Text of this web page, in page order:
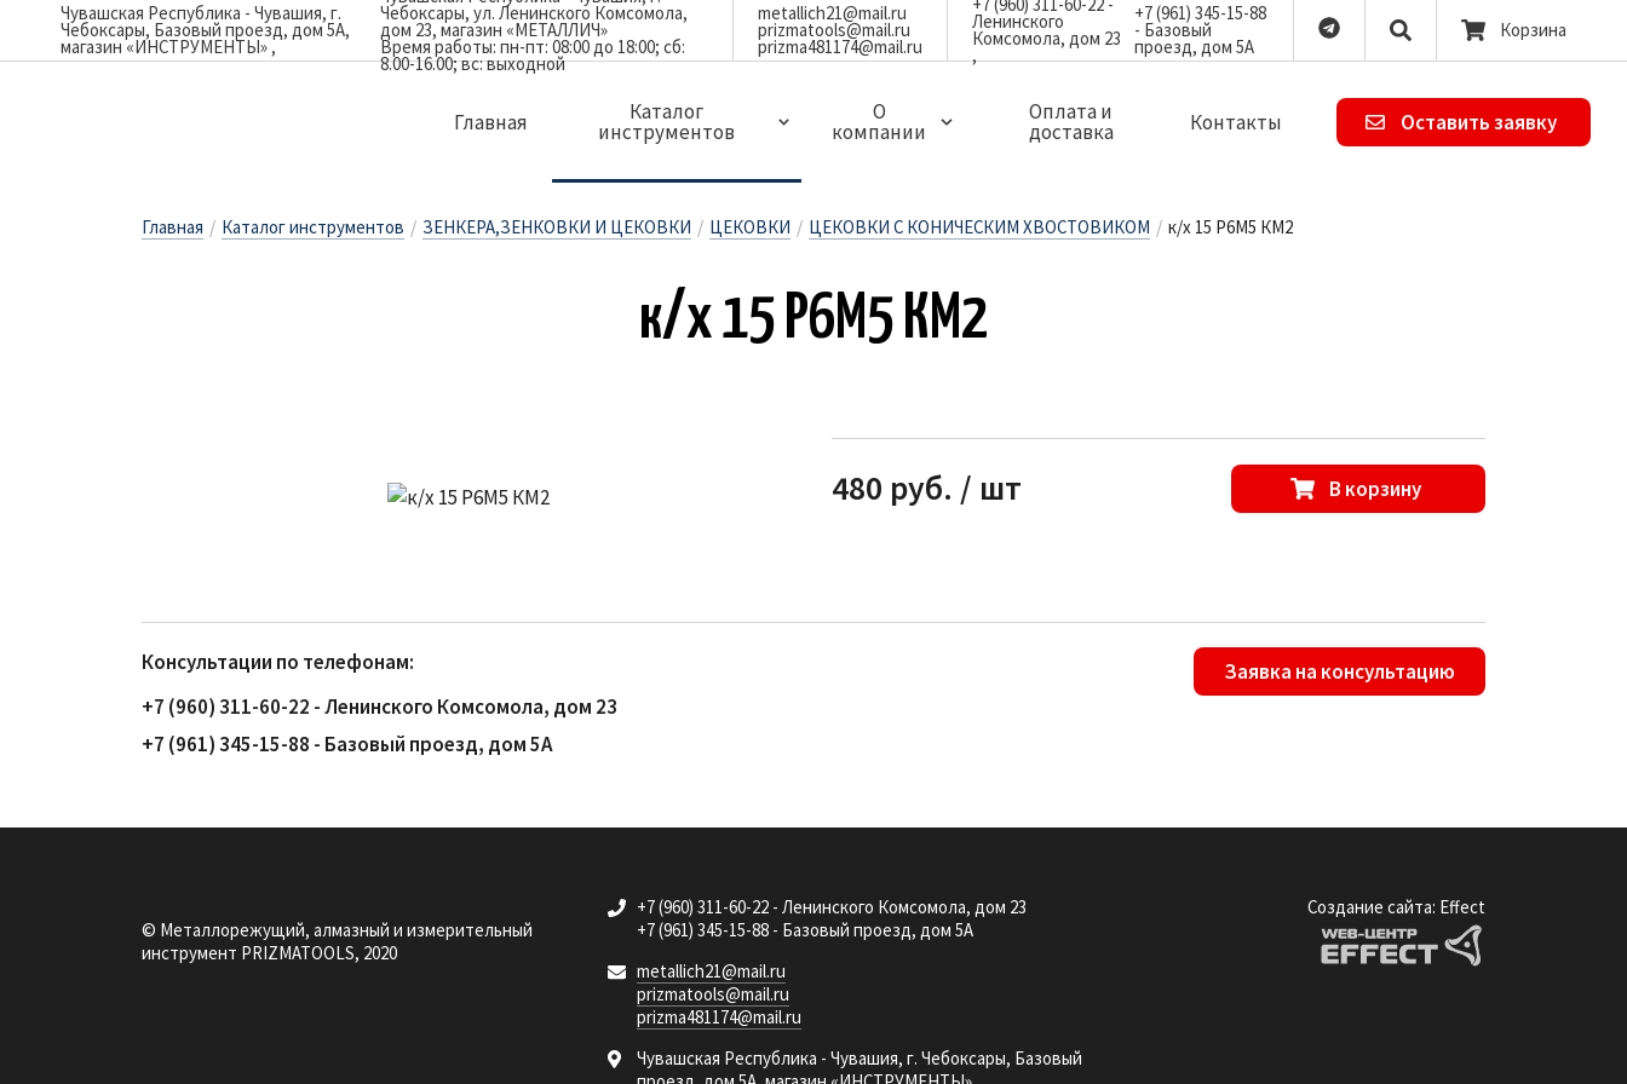
Чувашская Республика - Чувашия, г.
Чебоксары, Базовый проезд, дом 5А,
магазин «ИНСТРУМЕНТЫ»
Чебоксары, ул. Ленинского Комсомола,
дом 23, магазин «МЕТАЛЛИЧ»
Время работы: пн-пт: 08:00 до 18:00; сб:
8.00-16.00; вс: выходной
metallich21@mail.ru
prizmatools@mail.ru
prizma481174@mail.ru
Ленинского
Комсомола, дом 23
+7 (961) 345-15-88
- Базовый
проезд, дом 5А
Корзина
Главная Каталог
инструментов
О
компании
Оплата и
доставка Контакты Оставить заявку
Главная / Каталог инструментов / ЗЕНКЕРА,ЗЕНКОВКИ И ЦЕКОВКИ / ЦЕКОВКИ / ЦЕКОВКИ С КОНИЧЕСКИМ ХВОСТОВИКОМ / к/х 15 Р6М5 КМ2
к/х 15 Р6М5 КМ2
480 руб. / шт В корзину
Консультации по телефонам:
+7 (960) 311-60-22 - Ленинского Комсомола, дом 23
+7 (961) 345-15-88 - Базовый проезд, дом 5А
Заявка на консультацию
© Металлорежущий, алмазный и измерительный
инструмент PRIZMATOOLS, 2020
+7 (960) 311-60-22 - Ленинского Комсомола, дом 23
+7 (961) 345-15-88 - Базовый проезд, дом 5А
metallich21@mail.ru
prizmatools@mail.ru
prizma481174@mail.ru
Чувашская Республика - Чувашия, г. Чебоксары, Базовый
Создание сайта: Effect